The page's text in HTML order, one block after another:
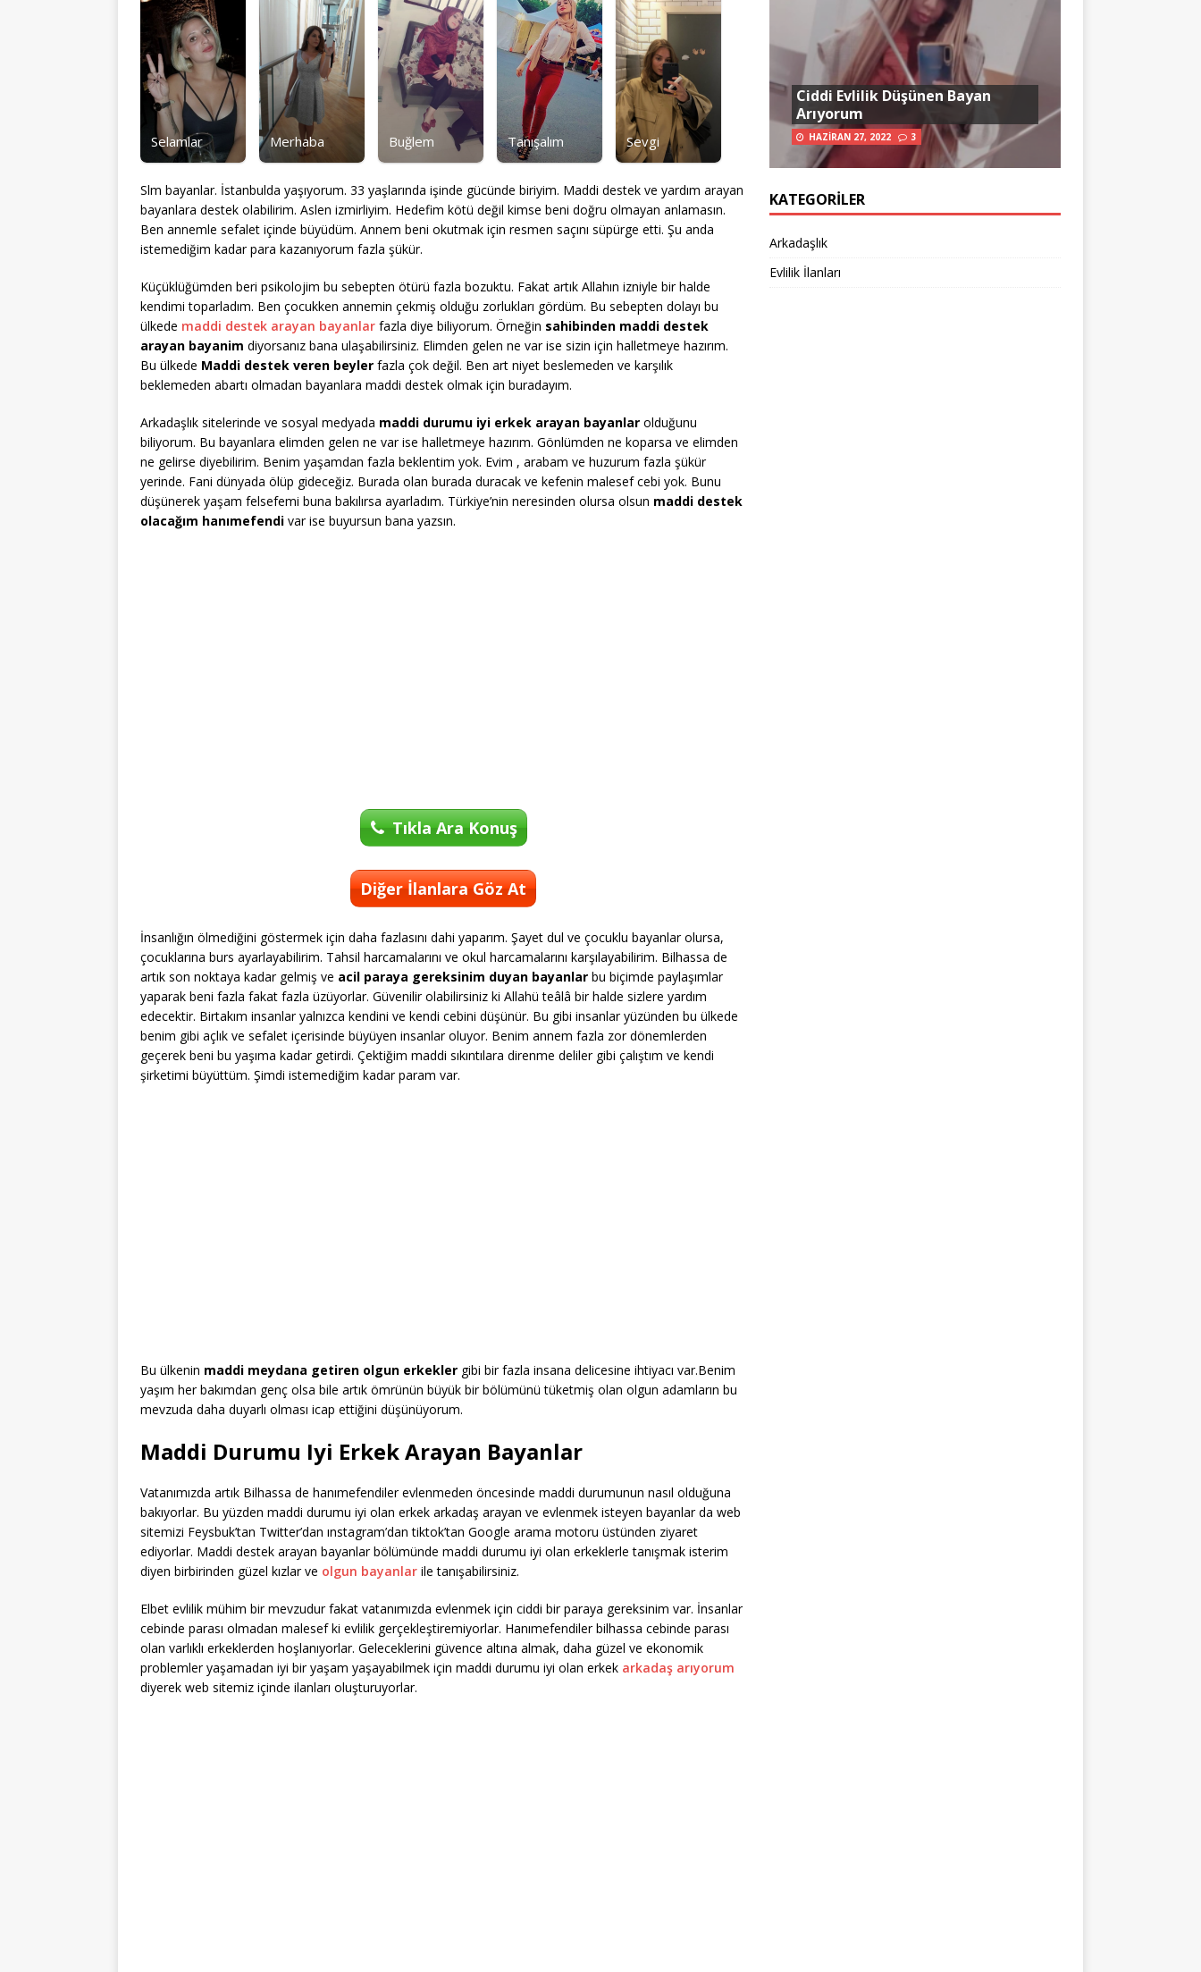
Selamlar Merhaba Buğlem Tanışalım Sevgi
Slm bayanlar. İstanbulda yaşıyorum. 33 yaşlarında işinde gücünde biriyim. Maddi destek ve yardım arayan
bayanlara destek olabilirim. Aslen izmirliyim. Hedefim kötü değil kimse beni doğru olmayan anlamasın.
Ben annemle sefalet içinde büyüdüm. Annem beni okutmak için resmen saçını süpürge etti. Şu anda
istemediğim kadar para kazanıyorum fazla şükür.
Küçüklüğümden beri psikolojim bu sebepten ötürü fazla bozuktu. Fakat artık Allahın izniyle bir halde
kendimi toparladım. Ben çocukken annemin çekmiş olduğu zorlukları gördüm. Bu sebepten dolayı bu
ülkede maddi destek arayan bayanlar fazla diye biliyorum. Örneğin sahibinden maddi destek
arayan bayanim diyorsanız bana ulaşabilirsiniz. Elimden gelen ne var ise sizin için halletmeye hazırım.
Bu ülkede Maddi destek veren beyler fazla çok değil. Ben art niyet beslemeden ve karşılık
beklemeden abartı olmadan bayanlara maddi destek olmak için buradayım.
Arkadaşlık sitelerinde ve sosyal medyada maddi durumu iyi erkek arayan bayanlar olduğunu
biliyorum. Bu bayanlara elimden gelen ne var ise halletmeye hazırım. Gönlümden ne koparsa ve elimden
ne gelirse diyebilirim. Benim yaşamdan fazla beklentim yok. Evim , arabam ve huzurum fazla şükür
yerinde. Fani dünyada ölüp gideceğiz. Burada olan burada duracak ve kefenin malesef cebi yok. Bunu
düşünerek yaşam felsefemi buna bakılırsa ayarladım. Türkiye’nin neresinden olursa olsun maddi destek
olacağım hanımefendi var ise buyursun bana yazsın.
Tıkla Ara Konuş
Diğer İlanlara Göz At
İnsanlığın ölmediğini göstermek için daha fazlasını dahi yaparım. Şayet dul ve çocuklu bayanlar olursa,
çocuklarına burs ayarlayabilirim. Tahsil harcamalarını ve okul harcamalarını karşılayabilirim. Bilhassa de
artık son noktaya kadar gelmiş ve acil paraya gereksinim duyan bayanlar bu biçimde paylaşımlar
yaparak beni fazla fakat fazla üzüyorlar. Güvenilir olabilirsiniz ki Allahü teâlâ bir halde sizlere yardım
edecektir. Birtakım insanlar yalnızca kendini ve kendi cebini düşünür. Bu gibi insanlar yüzünden bu ülkede
benim gibi açlık ve sefalet içerisinde büyüyen insanlar oluyor. Benim annem fazla zor dönemlerden
geçerek beni bu yaşıma kadar getirdi. Çektiğim maddi sıkıntılara direnme deliler gibi çalıştım ve kendi
şirketimi büyüttüm. Şimdi istemediğim kadar param var.
Bu ülkenin maddi meydana getiren olgun erkekler gibi bir fazla insana delicesine ihtiyacı var.Benim
yaşım her bakımdan genç olsa bile artık ömrünün büyük bir bölümünü tüketmiş olan olgun adamların bu
mevzuda daha duyarlı olması icap ettiğini düşünüyorum.
Maddi Durumu Iyi Erkek Arayan Bayanlar
Vatanımızda artık Bilhassa de hanımefendiler evlenmeden öncesinde maddi durumunun nasıl olduğuna
bakıyorlar. Bu yüzden maddi durumu iyi olan erkek arkadaş arayan ve evlenmek isteyen bayanlar da web
sitemizi Feysbuk’tan Twitter’dan ınstagram’dan tiktok’tan Google arama motoru üstünden ziyaret
ediyorlar. Maddi destek arayan bayanlar bölümünde maddi durumu iyi olan erkeklerle tanışmak isterim
diyen birbirinden güzel kızlar ve olgun bayanlar ile tanışabilirsiniz.
Elbet evlilik mühim bir mevzudur fakat vatanımızda evlenmek için ciddi bir paraya gereksinim var. İnsanlar
cebinde parası olmadan malesef ki evlilik gerçekleştiremiyorlar. Hanımefendiler bilhassa cebinde parası
olan varlıklı erkeklerden hoşlanıyorlar. Geleceklerini güvence altına almak, daha güzel ve ekonomik
problemler yaşamadan iyi bir yaşam yaşayabilmek için maddi durumu iyi olan erkek arkadaş arıyorum
diyerek web sitemiz içinde ilanları oluşturuyorlar.
Ciddi Evlilik Düşünen Bayan
Arıyorum
HAZIRAN 27, 2022 3
KATEGORILER
Arkadaşlık
Evlilik İlanları